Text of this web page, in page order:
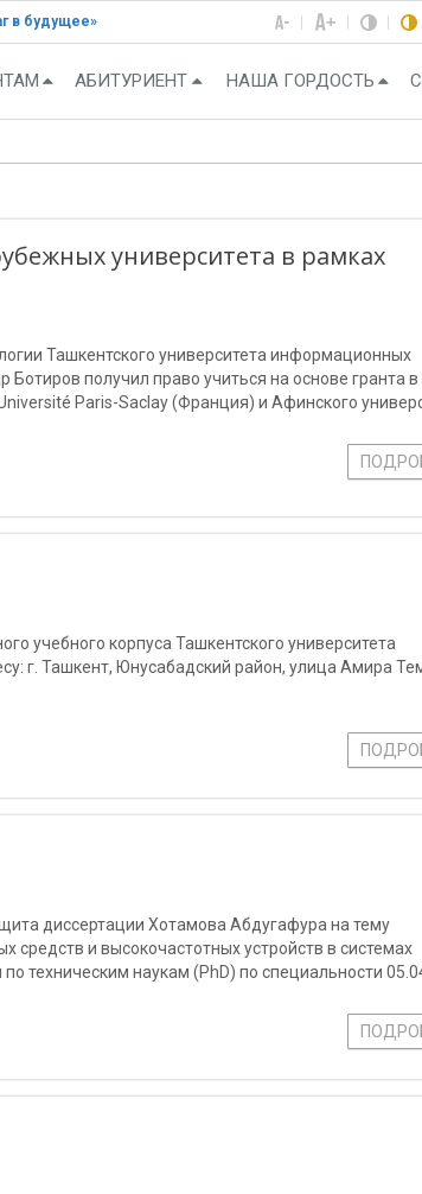
в будущее»
АБИТУРИЕНТ НАША ГОРДОСТЬ
университета в рамках
Ташкентского университета информационных
получил право учиться на основе гранта в
Paris-Saclay (Франция) и Афинского
учебного корпуса Ташкентского университета
г. Ташкент, Юнусабадский район, улица Амира
диссертации Хотамова Абдугафура на тему
средств и высокочастотных устройств в системах
техническим наукам (PhD) по специальности